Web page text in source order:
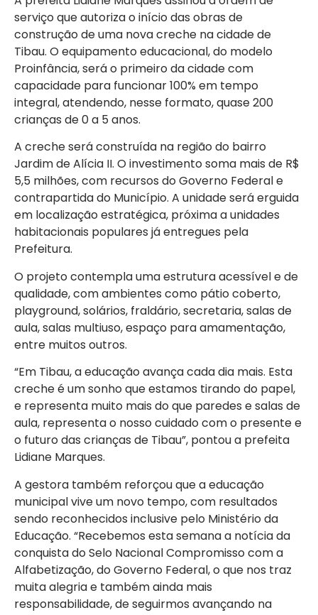
serviço que autoriza o início das obras de
construção de uma nova creche na cidade de
Tibau. O equipamento educacional, do modelo
Proinfância, será o primeiro da cidade com
capacidade para funcionar 100% em tempo
integral, atendendo, nesse formato, quase 200
crianças de 0 a 5 anos.
A creche será construída na região do bairro
Jardim de Alícia II. O investimento soma mais de R$
5,5 milhões, com recursos do Governo Federal e
contrapartida do Município. A unidade será erguida
em localização estratégica, próxima a unidades
habitacionais populares já entregues pela
Prefeitura.
O projeto contempla uma estrutura acessível e de
qualidade, com ambientes como pátio coberto,
playground, solários, fraldário, secretaria, salas de
aula, salas multiuso, espaço para amamentação,
entre muitos outros.
“Em Tibau, a educação avança cada dia mais. Esta
creche é um sonho que estamos tirando do papel,
e representa muito mais do que paredes e salas de
aula, representa o nosso cuidado com o presente e
o futuro das crianças de Tibau”, pontou a prefeita
Lidiane Marques.
A gestora também reforçou que a educação
municipal vive um novo tempo, com resultados
sendo reconhecidos inclusive pelo Ministério da
Educação. “Recebemos esta semana a notícia da
conquista do Selo Nacional Compromisso com a
Alfabetização, do Governo Federal, o que nos traz
muita alegria e também ainda mais
responsabilidade, de seguirmos avançando na